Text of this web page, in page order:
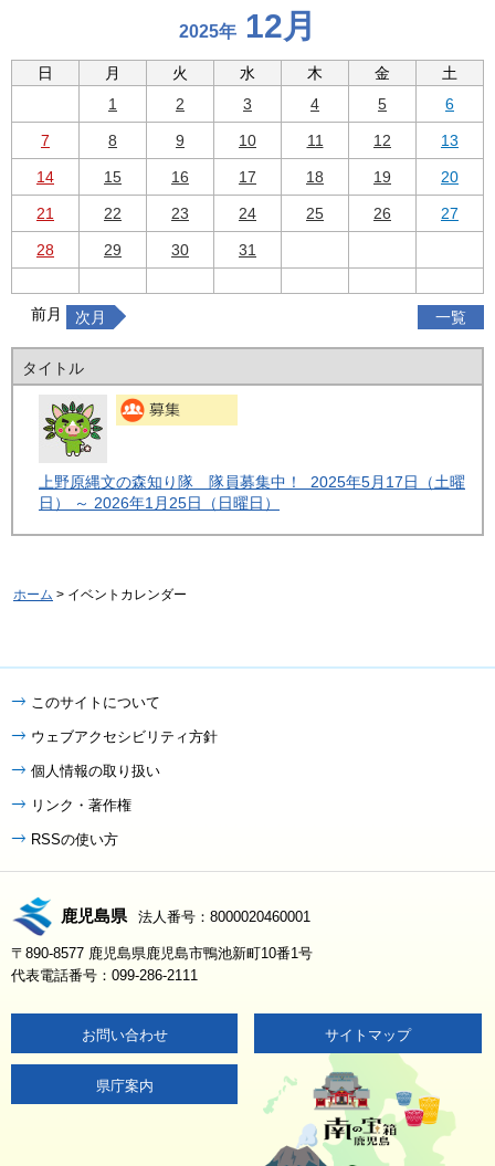
2025年 12月
日 月 火 水 木 金
土
1
2 3 4 5 6
7 8 9 10 11 12 13
14 15 16 17 18 19 20
21 22 23 24 25 26 27
28 29 30 31
前月 一覧
次月
タイトル
上野原縄文の森知り隊 隊員募集中！ 2025年5月17日（土曜
日） ～ 2026年1月25日（日曜日）
ホーム > イベントカレンダー
このサイトについて
ウェブアクセシビリティ方針
個人情報の取り扱い
リンク・著作権
RSSの使い方
鹿児島県 法人番号：8000020460001
〒890-8577 鹿児島県鹿児島市鴨池新町10番1号
代表電話番号：099-286-2111
お問い合わせ サイトマップ
県庁案内